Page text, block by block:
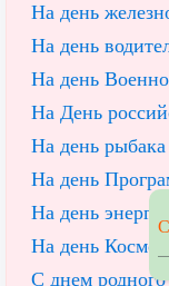
На день
На день
На день
На День
На день рыбака
На день
На день
На день
С днем родного